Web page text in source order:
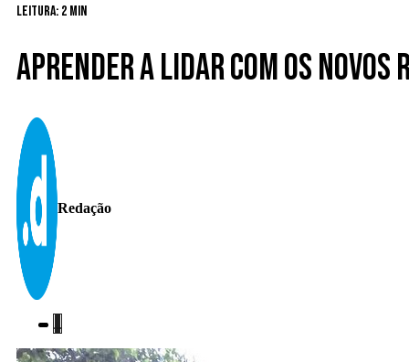
Leitura: 2 min
Aprender a lidar com os novos
Redação